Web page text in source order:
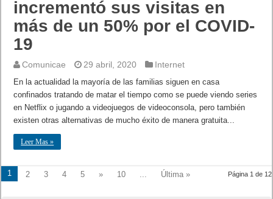
incrementó sus visitas en
más de un 50% por el COVID-
19
Comunicae 29 abril, 2020 Internet
En la actualidad la mayoría de las familias siguen en casa
confinados tratando de matar el tiempo como se puede viendo series
en Netflix o jugando a videojuegos de videoconsola, pero también
existen otras alternativas de mucho éxito de manera gratuita...
Leer Mas »
Página 1 de 12
1 2 3 4 5 » 10 ... Última »